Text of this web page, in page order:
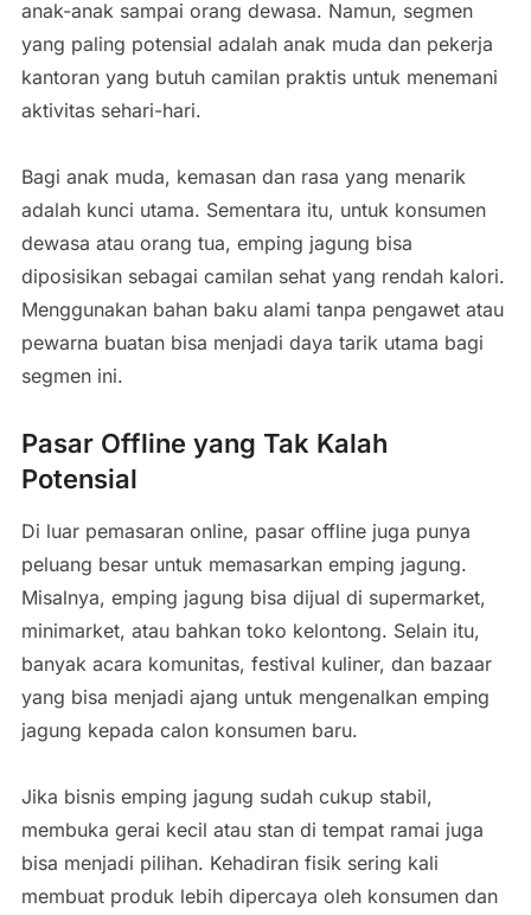
anak-anak sampai orang dewasa. Namun, segmen
yang paling potensial adalah anak muda dan pekerja
kantoran yang butuh camilan praktis untuk menemani
aktivitas sehari-hari.
Bagi anak muda, kemasan dan rasa yang menarik
adalah kunci utama. Sementara itu, untuk konsumen
dewasa atau orang tua, emping jagung bisa
diposisikan sebagai camilan sehat yang rendah kalori.
Menggunakan bahan baku alami tanpa pengawet atau
pewarna buatan bisa menjadi daya tarik utama bagi
segmen ini.
Pasar Offline yang Tak Kalah
Potensial
Di luar pemasaran online, pasar offline juga punya
peluang besar untuk memasarkan emping jagung.
Misalnya, emping jagung bisa dijual di supermarket,
minimarket, atau bahkan toko kelontong. Selain itu,
banyak acara komunitas, festival kuliner, dan bazaar
yang bisa menjadi ajang untuk mengenalkan emping
jagung kepada calon konsumen baru.
Jika bisnis emping jagung sudah cukup stabil,
membuka gerai kecil atau stan di tempat ramai juga
bisa menjadi pilihan. Kehadiran fisik sering kali
membuat produk lebih dipercaya oleh konsumen dan